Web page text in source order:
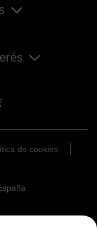
de cookies